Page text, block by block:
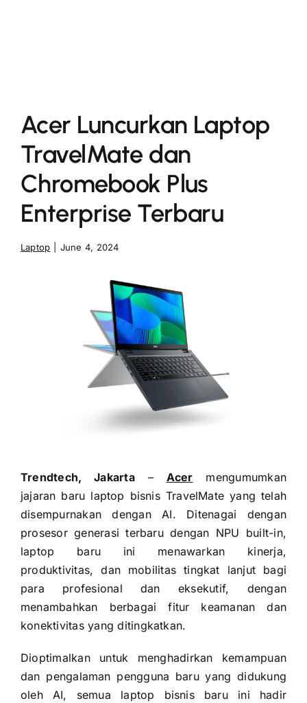
Acer Luncurkan Laptop
TravelMate dan
Chromebook Plus
Enterprise Terbaru
Laptop June 4, 2024
Trendtech, Jakarta– Acer mengumumkan
jajaran baru laptop bisnis TravelMate yang telah
disempurnakan dengan AI. Ditenagai dengan
prosesor generasi terbaru dengan NPU built-in,
laptop baru ini menawarkan kinerja,
produktivitas, dan mobilitas tingkat lanjut bagi
para profesional dan eksekutif, dengan
menambahkan berbagai fitur keamanan dan
konektivitas yang ditingkatkan.
Dioptimalkan untuk menghadirkan kemampuan
dan pengalaman pengguna baru yang didukung
oleh AI, semua laptop bisnis baru ini hadir